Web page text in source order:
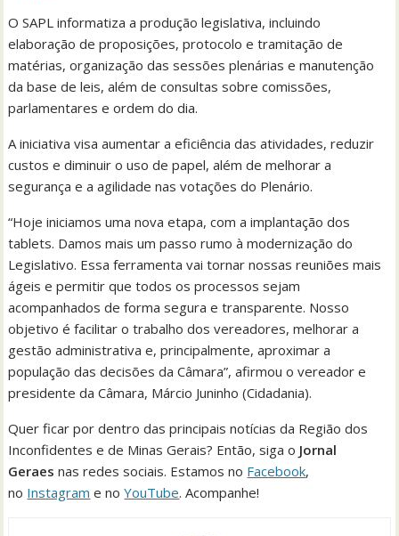
O SAPL informatiza a produção legislativa, incluindo
elaboração de proposições, protocolo e tramitação de
matérias, organização das sessões plenárias e manutenção
da base de leis, além de consultas sobre comissões,
parlamentares e ordem do dia.
A iniciativa visa aumentar a eficiência das atividades, reduzir
custos e diminuir o uso de papel, além de melhorar a
segurança e a agilidade nas votações do Plenário.
“Hoje iniciamos uma nova etapa, com a implantação dos
tablets. Damos mais um passo rumo à modernização do
Legislativo. Essa ferramenta vai tornar nossas reuniões mais
ágeis e permitir que todos os processos sejam
acompanhados de forma segura e transparente. Nosso
objetivo é facilitar o trabalho dos vereadores, melhorar a
gestão administrativa e, principalmente, aproximar a
população das decisões da Câmara”, afirmou o vereador e
presidente da Câmara, Márcio Juninho (Cidadania).
Quer ficar por dentro das principais notícias da Região dos
Inconfidentes e de Minas Gerais? Então, siga o Jornal
Geraesnas redes sociais. Estamos no Facebook,
no Instagram e noYouTube. Acompanhe!